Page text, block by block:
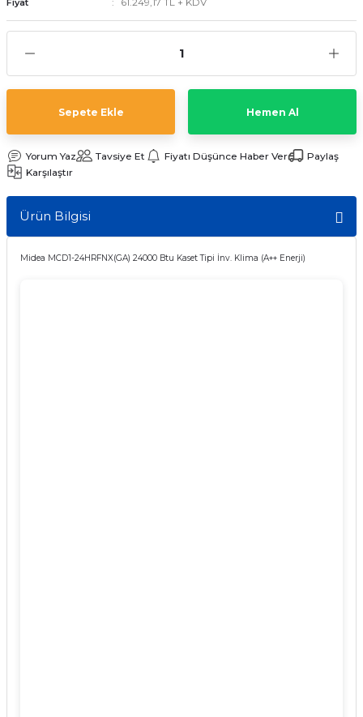
Duvar Tipi Klima
Fiyat
Sepete Ekle Hemen Al
Yorum Yaz Tavsiye Et Fiyatı Düşünce Haber Ver
Paylaş
Karşılaştır
Ürün Bilgisi
Midea MCD1-24HRFNX(GA) 24000 Btu Kaset Tipi İnv. Klima (A++ Enerji)